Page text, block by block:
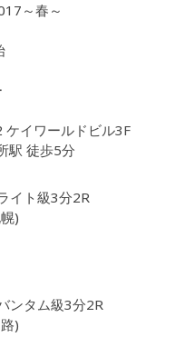
～春～
イワールドビル3F
駅 徒歩5分
イト級3分2R
)
ンタム級3分2R
)